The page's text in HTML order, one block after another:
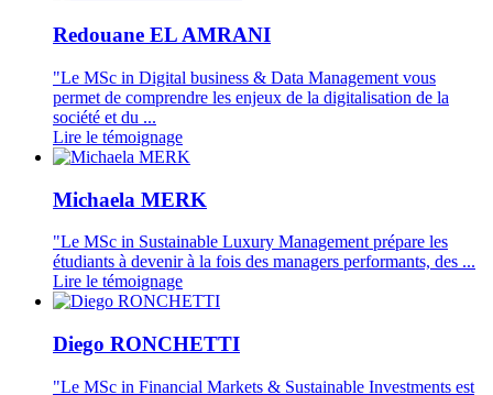
Redouane EL AMRANI
"Le MSc in Digital business & Data Management vous
permet de comprendre les enjeux de la digitalisation de la
société et du ...
Lire le témoignage
Michaela MERK
"Le MSc in Sustainable Luxury Management prépare les
étudiants à devenir à la fois des managers performants, des ...
Lire le témoignage
Diego RONCHETTI
"Le MSc in Financial Markets & Sustainable Investments est